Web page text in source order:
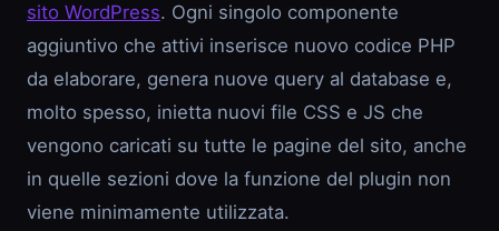
sito WordPress. Ogni singolo componente
aggiuntivo che attivi inserisce nuovo codice PHP
da elaborare, genera nuove query al database e,
molto spesso, inietta nuovi file CSS e JS che
vengono caricati su tutte le pagine del sito, anche
in quelle sezioni dove la funzione del plugin non
viene minimamente utilizzata.